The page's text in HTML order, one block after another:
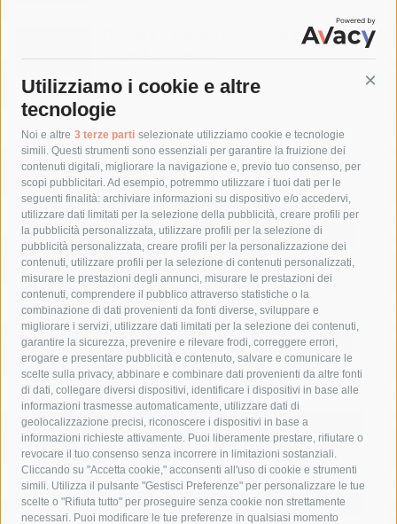
Utilizziamo i cookie e altre
tecnologie
Noi e altre 3 terze parti selezionate utilizziamo cookie e tecnologie
simili. Questi strumenti sono essenziali per garantire la fruizione dei
contenuti digitali, migliorare la navigazione e, previo tuo consenso, per
scopi pubblicitari. Ad esempio, potremmo utilizzare i tuoi dati per le
seguenti finalità: archiviare informazioni su dispositivo e/o accedervi,
utilizzare dati limitati per la selezione della pubblicità, creare profili per
la pubblicità personalizzata, utilizzare profili per la selezione di
pubblicità personalizzata, creare profili per la personalizzazione dei
contenuti, utilizzare profili per la selezione di contenuti personalizzati,
misurare le prestazioni degli annunci, misurare le prestazioni dei
contenuti, comprendere il pubblico attraverso statistiche o la
combinazione di dati provenienti da fonti diverse, sviluppare e
migliorare i servizi, utilizzare dati limitati per la selezione dei contenuti,
garantire la sicurezza, prevenire e rilevare frodi, correggere errori,
erogare e presentare pubblicità e contenuto, salvare e comunicare le
scelte sulla privacy, abbinare e combinare dati provenienti da altre fonti
di dati, collegare diversi dispositivi, identificare i dispositivi in base alle
informazioni trasmesse automaticamente, utilizzare dati di
geolocalizzazione precisi, riconoscere i dispositivi in base a
informazioni richieste attivamente. Puoi liberamente prestare, rifiutare o
revocare il tuo consenso senza incorrere in limitazioni sostanziali.
Cliccando su "Accetta cookie," acconsenti all'uso di cookie e strumenti
simili. Utilizza il pulsante "Gestisci Preferenze" per personalizzare le tue
scelte o "Rifiuta tutto" per proseguire senza cookie non strettamente
necessari. Puoi modificare le tue preferenze in qualsiasi momento
Domani e sabato interrotta la linea Eav
Napoli-Sorrento
Tag
acqua allerta meteo
anas
area marina protetta di punta campanella
arresto
Asl Napoli 3 sud
capitaneria di porto capri
carabinieri
castellammare di stabia
circumvesuviana
comune di sorrento
concerto
contagi
costiera amalfitana
covid-19 eav
elezioni
fondazione sorrento
gori guardia costiera
incidente
lavori
lorenzo balducelli mare
massa lubrense
massimo coppola
Meta napoli
ordinanza
penisola sorrentina
piano di sorrento
polizia municipale
protezione civile
Regione Campania
sant'agnello
sindaco cuomo
sorrento studenti temporali
treni
turismo
Vico Equense villa fiorentino vincenzo de luca